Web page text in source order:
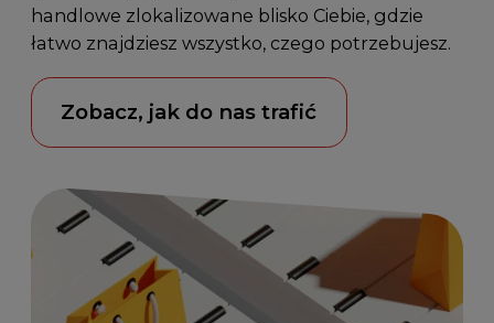
handlowe zlokalizowane blisko Ciebie, gdzie
łatwo znajdziesz wszystko, czego potrzebujesz.
Zobacz, jak do nas trafić